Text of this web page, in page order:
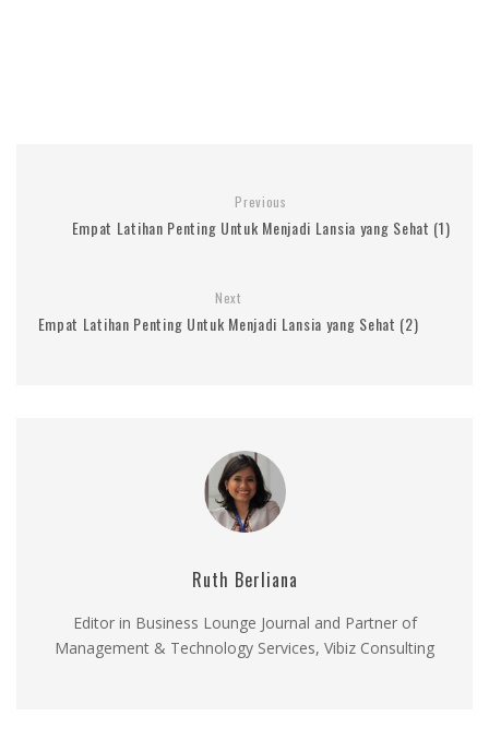
Previous
Empat Latihan Penting Untuk Menjadi Lansia yang Sehat (1)
Next
Empat Latihan Penting Untuk Menjadi Lansia yang Sehat (2)
Ruth Berliana
Editor in Business Lounge Journal and Partner of
Management & Technology Services, Vibiz Consulting